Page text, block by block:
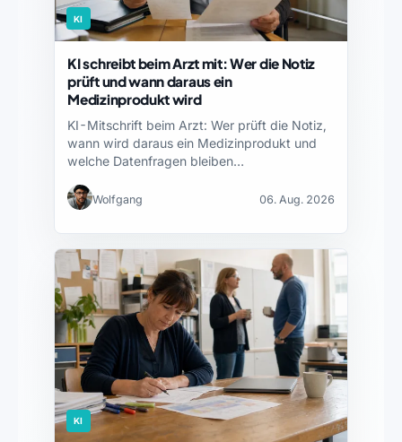
KI
KI schreibt beim Arzt mit: Wer die Notiz
prüft und wann daraus ein
Medizinprodukt wird
KI-Mitschrift beim Arzt: Wer prüft die Notiz,
wann wird daraus ein Medizinprodukt und
welche Datenfragen bleiben…
Wolfgang 06. Aug. 2026
KI